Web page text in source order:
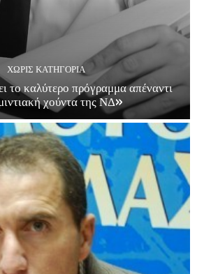
ΧΩΡΊΣ ΚΑΤΗΓΟΡΊΑ
καλύτερο πρόγραμμα απέναντι
χούντα της ΝΔ»